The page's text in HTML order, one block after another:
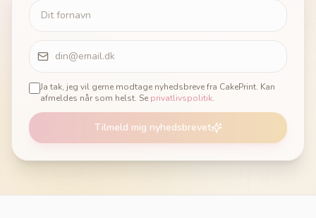
Ja tak, jeg vil gerne modtage nyhedsbreve fra CakePrint. Kan
afmeldes når som helst. Se privatlivspolitik.
Tilmeld mig nyhedsbrevet